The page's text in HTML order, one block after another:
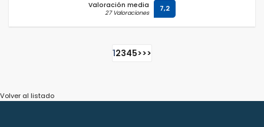
Valoración media
27 Valoraciones 7,2
12345>>>
Volver al listado